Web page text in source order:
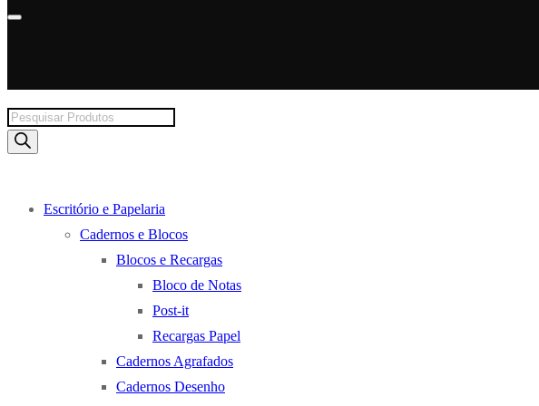
Products
search
Escritório e Papelaria
Cadernos e Blocos
Blocos e Recargas
Bloco de Notas
Post-it
Recargas Papel
Cadernos Agrafados
Cadernos Desenho